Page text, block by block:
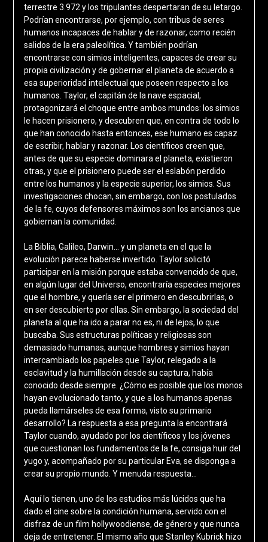
terrestre 3.972 y los tripulantes despertaran de su letargo.
Podrían encontrarse, por ejemplo, con tribus de seres
humanos incapaces de hablar y de razonar, como recién
salidos de la era paleolítica. Y también podrían
encontrarse con simios inteligentes, capaces de crear su
propia civilización y de gobernar el planeta de acuerdo a
esa superioridad intelectual que poseen respecto a los
humanos. Taylor, el capitán de la nave espacial,
protagonizará el choque entre ambos mundos: los simios
le hacen prisionero, y descubren que, en contra de todo lo
que han conocido hasta entonces, ese humano es capaz
de escribir, hablar y razonar. Los científicos creen que,
antes de que su especie dominara el planeta, existieron
otras, y que el prisionero puede ser el eslabón perdido
entre los humanos y la especie superior, los simios. Sus
investigaciones chocan, sin embargo, con los postulados
de la fe, cuyos defensores máximos son los ancianos que
gobiernan la comunidad.
La Biblia, Galileo, Darwin… y un planeta en el que la
evolución parece haberse invertido. Taylor solicitó
participar en la misión porque estaba convencido de que,
en algún lugar del Universo, encontraría especies mejores
que el hombre, y quería ser el primero en descubrirlas, o
en ser descubierto por ellas. Sin embargo, la sociedad del
planeta al que ha ido a parar no es, ni de lejos, lo que
buscaba. Sus estructuras políticas y religiosas son
demasiado humanas, aunque hombres y simios hayan
intercambiado los papeles que Taylor, relegado a la
esclavitud y la humillación desde su captura, había
conocido desde siempre. ¿Cómo es posible que los monos
hayan evolucionado tanto, y que a los humanos apenas
pueda llamárseles de esa forma, visto su primario
desarrollo? La respuesta a esa pregunta la encontrará
Taylor cuando, ayudado por los científicos y los jóvenes
que cuestionan los fundamentos de la fe, consiga huir del
yugo y, acompañado por su particular Eva, se disponga a
crear su propio mundo. Y menuda respuesta…
Aquí lo tienen, uno de los estudios más lúcidos que ha
dado el cine sobre la condición humana, servido con el
disfraz de un film hollywoodiense, de género y que nunca
deja de entretener. El mismo año que Stanley Kubrick hizo